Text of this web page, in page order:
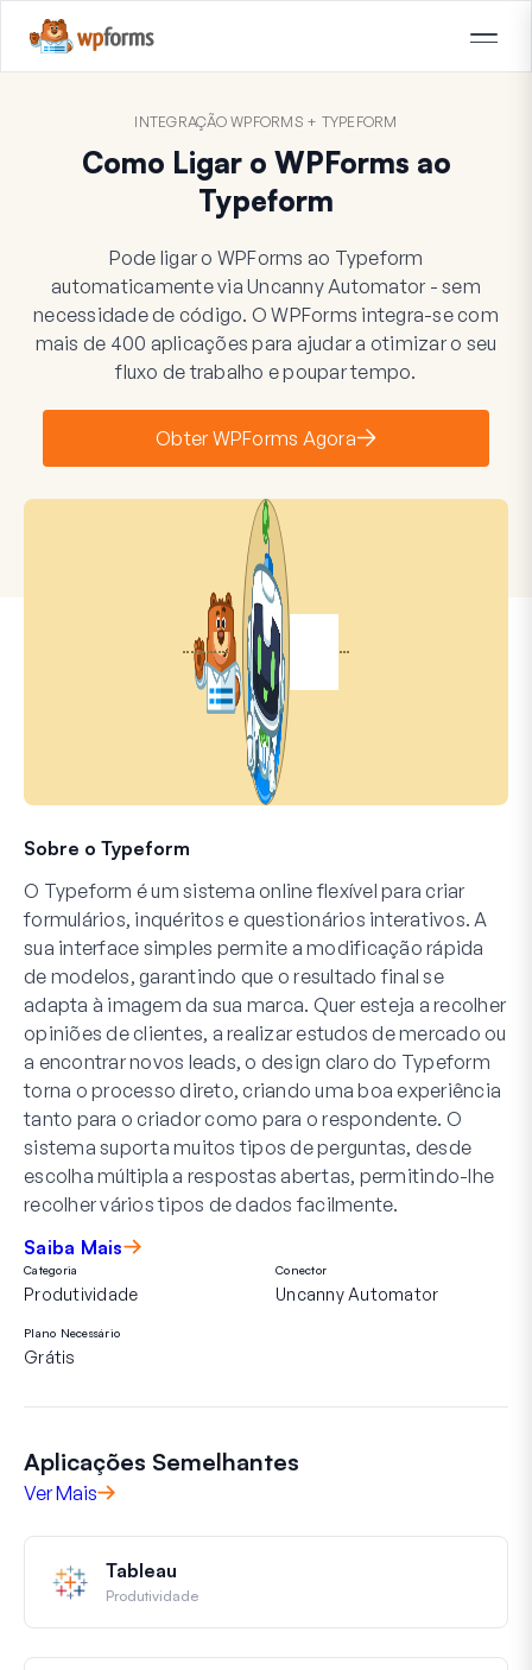
INTEGRAÇÃO WPFORMS + TYPEFORM
Como Ligar o WPForms ao
Typeform
Pode ligar o WPForms ao Typeform
automaticamente via Uncanny Automator - sem
necessidade de código. O WPForms integra-se com
mais de 400 aplicações para ajudar a otimizar o seu
fluxo de trabalho e poupar tempo.
Obter WPForms Agora
Sobre o Typeform
O Typeform é um sistema online flexível para criar
formulários, inquéritos e questionários interativos. A
sua interface simples permite a modificação rápida
de modelos, garantindo que o resultado final se
adapta à imagem da sua marca. Quer esteja a recolher
opiniões de clientes, a realizar estudos de mercado ou
a encontrar novos leads, o design claro do Typeform
torna o processo direto, criando uma boa experiência
tanto para o criador como para o respondente. O
sistema suporta muitos tipos de perguntas, desde
escolha múltipla a respostas abertas, permitindo-lhe
recolher vários tipos de dados facilmente.
Saiba Mais
Categoria
Produtividade
Conector
Uncanny Automator
Plano Necessário
Grátis
Aplicações Semelhantes
Ver Mais
Tableau
Produtividade